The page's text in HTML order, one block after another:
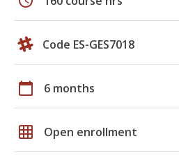
Code ES-GES7018
calendar_today 6 months
grid_on Open enrollment